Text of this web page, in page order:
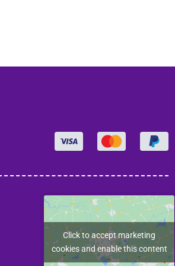
Click to accept marketing
cookies and enable this content